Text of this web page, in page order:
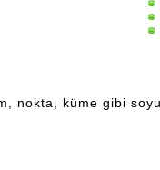
nokta, küme gibi